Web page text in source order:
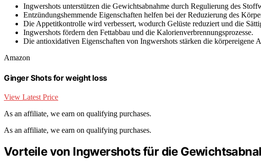
Ingwershots unterstützen die Gewichtsabnahme durch Regulierung des
Entzündungshemmende Eigenschaften helfen bei der Reduzierung des
Die Appetitkontrolle wird verbessert, wodurch Gelüste reduziert und die
Ingwershots fördern den Fettabbau und die Kalorienverbrennungsprozesse.
Die antioxidativen Eigenschaften von Ingwershots stärken die körpereigene
Amazon
Ginger Shots for weight loss
View Latest Price
As an affiliate, we earn on qualifying purchases.
As an affiliate, we earn on qualifying purchases.
Vorteile von Ingwershots für die